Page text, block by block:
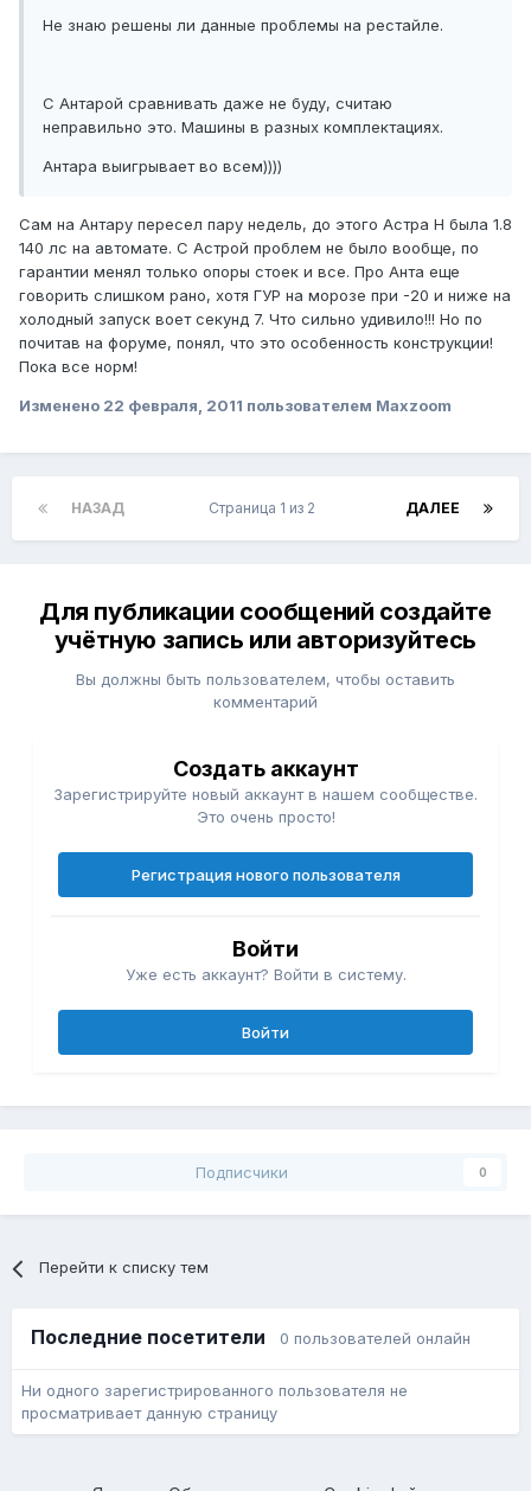
Не знаю решены ли данные проблемы на рестайле.
С Антарой сравнивать даже не буду, считаю
неправильно это. Машины в разных комплектациях.
Антара выигрывает во всем))))
Сам на Антару пересел пару недель, до этого Астра Н была 1.8
140 лс на автомате. С Астрой проблем не было вообще, по
гарантии менял только опоры стоек и все. Про Анта еще
говорить слишком рано, хотя ГУР на морозе при -20 и ниже на
холодный запуск воет секунд 7. Что сильно удивило!!! Но по
почитав на форуме, понял, что это особенность конструкции!
Пока все норм!
Изменено 22 февраля, 2011 пользователем Maxzoom
НАЗАД ДАЛЕЕ
Страница 1 из 2
Для публикации сообщений создайте
учётную запись или авторизуйтесь
Вы должны быть пользователем, чтобы оставить
комментарий
Создать аккаунт
Зарегистрируйте новый аккаунт в нашем сообществе.
Это очень просто!
Регистрация нового пользователя
Войти
Уже есть аккаунт? Войти в систему.
Войти
Подписчики 0
Перейти к списку тем
Последние посетители 0 пользователей онлайн
Ни одного зарегистрированного пользователя не
просматривает данную страницу